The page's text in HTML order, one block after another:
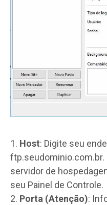
1. Host: Digite seu
ftp.seudominio.com.br.
servidor de
seu Painel de Controle.
2. Porta (Atenção):